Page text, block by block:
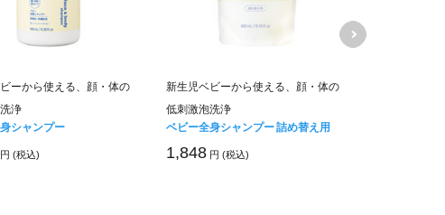
ーから使える、顔・体の
浄
シャンプー
円 (税込)
新生児ベビーから使える、顔・体の
低刺激泡洗浄
ベビー全身シャンプー 詰め替え用
1,848 円 (税込)